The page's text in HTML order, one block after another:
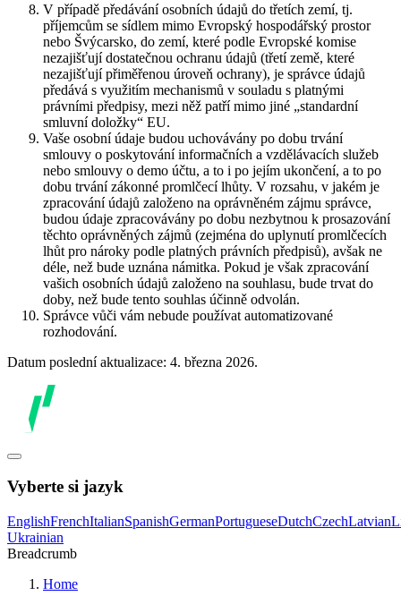
V případě předávání osobních údajů do třetích zemí, tj.
příjemcům se sídlem mimo Evropský hospodářský prostor
nebo Švýcarsko, do zemí, které podle Evropské komise
nezajišťují dostatečnou ochranu údajů (třetí země, které
nezajišťují přiměřenou úroveň ochrany), je správce údajů
předává s využitím mechanismů v souladu s platnými
právními předpisy, mezi něž patří mimo jiné „standardní
smluvní doložky“ EU.
Vaše osobní údaje budou uchovávány po dobu trvání
smlouvy o poskytování informačních a vzdělávacích služeb
nebo smlouvy o demo účtu, a to i po jejím ukončení, a to po
dobu trvání zákonné promlčecí lhůty. V rozsahu, v jakém je
zpracování údajů založeno na oprávněném zájmu správce,
budou údaje zpracovávány po dobu nezbytnou k prosazování
těchto oprávněných zájmů (zejména do uplynutí promlčecích
lhůt pro nároky podle platných právních předpisů), avšak ne
déle, než bude uznána námitka. Pokud je však zpracování
vašich osobních údajů založeno na souhlasu, bude trvat do
doby, než bude tento souhlas účinně odvolán.
Správce vůči vám nebude používat automatizované
rozhodování.
Datum poslední aktualizace: 4. března 2026.
Vyberte si jazyk
EnglishFrenchItalianSpanishGermanPortugueseDutchCzechLatvian
Ukrainian
Breadcrumb
Home